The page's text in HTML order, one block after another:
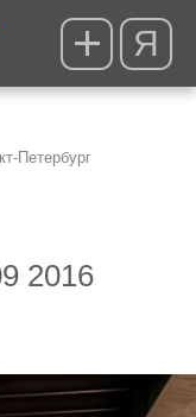
Я
Петербург
2016